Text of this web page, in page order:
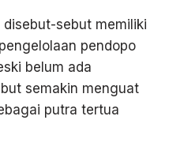
sebut memiliki
pendopo
belum ada
semakin menguat
putra tertua